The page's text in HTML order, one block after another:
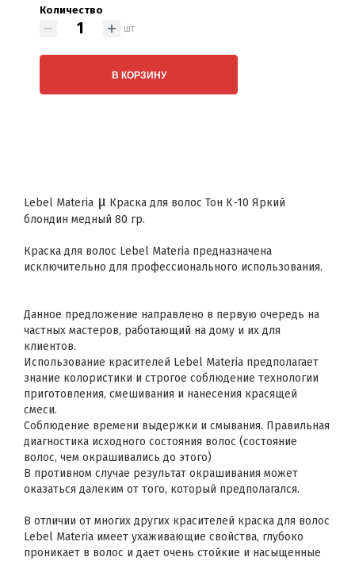
Количество
шт
В КОРЗИНУ
Lebel Materia μ Краска для волос Тон K-10 Яркий
блондин медный 80 гр.
Краска для волос Lebel Materia предназначена
исключительно для профессионального использования.
Данное предложение направлено в первую очередь на
частных мастеров, работающий на дому и их для
клиентов.
Использование красителей Lebel Materia предполагает
знание колористики и строгое соблюдение технологии
приготовления, смешивания и нанесения красящей
смеси.
Соблюдение времени выдержки и смывания. Правильная
диагностика исходного состояния волос (состояние
волос, чем окрашивались до этого)
В противном случае результат окрашивания может
оказаться далеким от того, который предполагался.
В отличии от многих других красителей краска для волос
Lebel Materia имеет ухаживающие свойства, глубоко
проникает в волос и дает очень стойкие и насыщенные